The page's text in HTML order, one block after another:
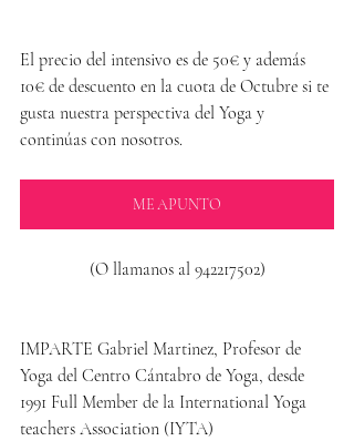
El precio del intensivo es de 50€ y además
10€ de descuento en la cuota de Octubre si te
gusta nuestra perspectiva del Yoga y
continúas con nosotros.
ME APUNTO
(O llamanos al 942217502)
IMPARTE Gabriel Martinez, Profesor de
Yoga del Centro Cántabro de Yoga, desde
1991 Full Member de la International Yoga
teachers Association (IYTA)